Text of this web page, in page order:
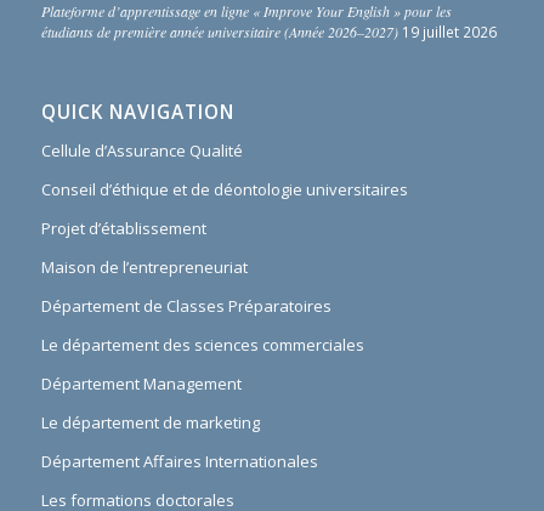
Plateforme d’apprentissage en ligne « Improve Your English » pour les
étudiants de première année universitaire (Année 2026–2027) 19 juillet 2026
QUICK NAVIGATION
Cellule d’Assurance Qualité
Conseil d’éthique et de déontologie universitaires
Projet d’établissement
Maison de l’entrepreneuriat
Département de Classes Préparatoires
Le département des sciences commerciales
Département Management
Le département de marketing
Département Affaires Internationales
Les formations doctorales